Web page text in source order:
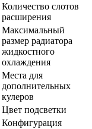
Количество слотов
расширения
Максимальный
размер радиатора
жидкостного
охлаждения
Места для
дополнительных
кулеров
Цвет подсветки
Конфигурация